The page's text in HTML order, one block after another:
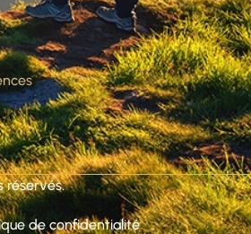
réservés.
de confidentialité